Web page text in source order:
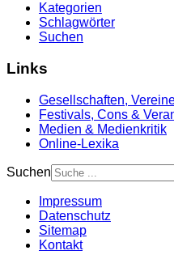
Kategorien
Schlagwörter
Suchen
Links
Gesellschaften,
Festivals, Cons &
Medien & Medienkritik
Online-Lexika
Suchen
Impressum
Datenschutz
Sitemap
Kontakt